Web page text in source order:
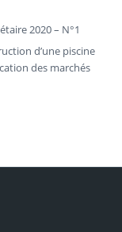
2020 – N°1
d’une piscine
des marchés